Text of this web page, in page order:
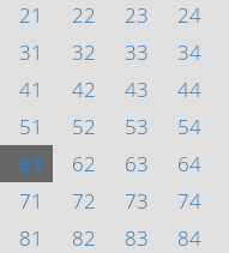
21
22 23 24
31
32 33 34
41
42 43 44
51
52 53 54
61
62 63 64
71
72 73 74
81
82 83 84